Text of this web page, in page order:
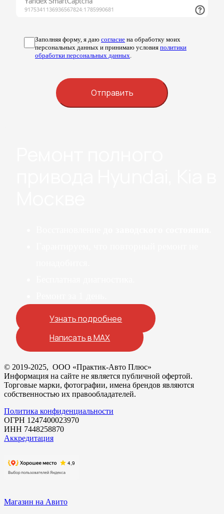
Заполняя форму, я даю согласие на обработку моих
персональных данных и принимаю условия политики
обработки персональных данных.
Узнать подробнее
Написать в MAX
© 2019-2025, ООО «Практик-Авто Плюс»
Информация на сайте не является публичной офертой.
Торговые марки, фотографии, имена брендов являются
собственностью их правообладателей.
Политика конфиденциальности
ОГРН 1247400023970
ИНН 7448258870
Аккредитация
Магазин на Авито